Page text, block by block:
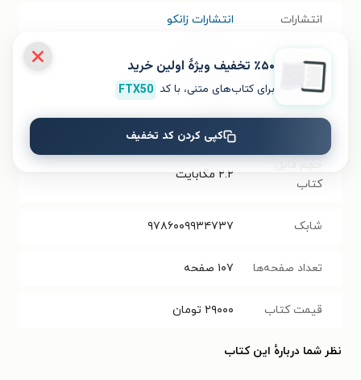
انتشارات انتشارات زانکو
سال انتشار
نسخه فیزیکی
۱۴۰۰/۰۸/۲۸
فرمت کتاب EPUB
حجم فایل
کتاب
۲.۲ مگابایت
شابک ۹۷۸۶۰۰۹۹۳۴۷۳۷
تعداد صفحه‌ها ۱۰۷ صفحه
قیمت کتاب ۲۹۰۰۰ تومان
نظر شما دربارهٔ این کتاب
٪۵۰ تخفیف ویژۀ اولین خرید
برای کتاب‌های متنی، با کد FTX50
کپی کردن کد تخفیف